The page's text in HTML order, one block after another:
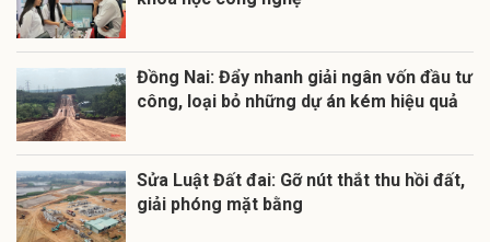
Đồng Nai: Đẩy nhanh giải ngân vốn đầu tư
công, loại bỏ những dự án kém hiệu quả
Sửa Luật Đất đai: Gỡ nút thắt thu hồi đất,
giải phóng mặt bằng